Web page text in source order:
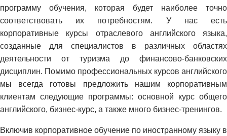
программу обучения, которая будет наиболее точно
соответствовать их потребностям. У нас есть
корпоративные курсы отраслевого английского языка,
созданные для специалистов в различных областях
деятельности от туризма до финансово-банковских
дисциплин. Помимо профессиональных курсов английского
мы всегда готовы предложить нашим корпоративным
клиентам следующие программы: основной курс общего
английского, бизнес-курс, а также много бизнес-тренингов.
Включив корпоративное обучение по иностранному языку в